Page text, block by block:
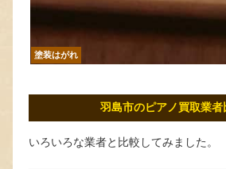
塗装はがれ
羽島市のピアノ買取業者
いろいろな業者と比較してみました。